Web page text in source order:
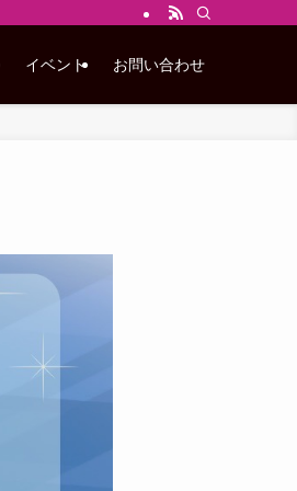
イベント お問い合わせ